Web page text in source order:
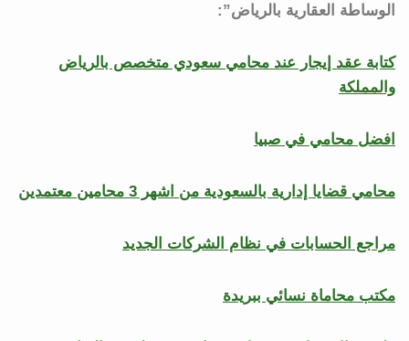
الوساطة العقارية بالرياض”:
كتابة عقد إيجار عند محامي سعودي متخصص بالرياض
والمملكة
افضل محامي في صبيا
محامي قضايا إدارية بالسعودية من اشهر 3 محامين معتمدين
مراجع الحسابات في نظام الشركات الجديد
مكتب محاماة نسائي ببريدة